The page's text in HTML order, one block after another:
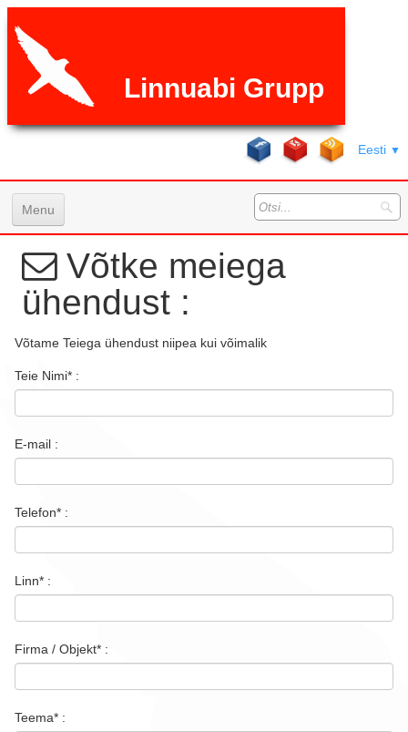
Linnuabi Grupp
Eesti ▼
Menu
Teenused
Galeri
K.K.K
Hinnad
Kontakt
Võtke meiega
ühendust :
Võtame Teiega ühendust niipea kui võimalik
Teie Nimi* :
E-mail :
Telefon* :
Linn* :
Firma / Objekt* :
Teema* :